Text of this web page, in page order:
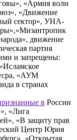
«Армия воли
«Движение
сектор», УНА-
движение
партия
и запрещены:
«АУМ
в странах
в России
«Лига
«В защиту прав
Центр Юрия